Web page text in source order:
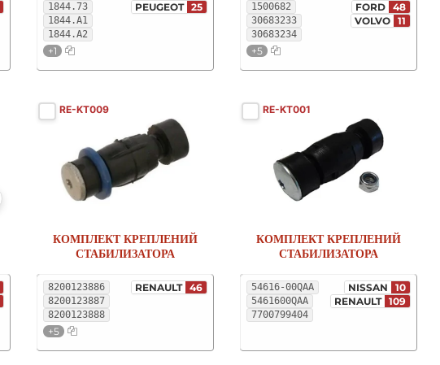
1844.73
1844.A1
1844.A2
+1
PEUGEOT 25
1500682
30683233
30683234
+5
FORD 48
VOLVO 11
RE-KT009
8200123886
8200123887
8200123888
+5
RENAULT 46
КОМПЛЕКТ КРЕПЛЕНИЙ
СТАБИЛИЗАТОРА
RE-KT001
54616-00QAA
5461600QAA
7700799404
NISSAN
10
RENAULT 109
КОМПЛЕКТ КРЕПЛЕНИЙ
СТАБИЛИЗАТОРА